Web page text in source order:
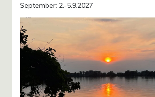
September: 2.-5.9.2027